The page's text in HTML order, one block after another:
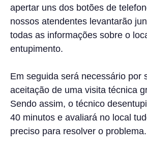
apertar uns dos botões de
nossos atendentes levantarão
todas as informações sobre o
entupimento.
Em seguida será necessário por
aceitação de uma visita técnica
Sendo assim, o técnico
40 minutos e avaliará no local
preciso para resolver o problema.